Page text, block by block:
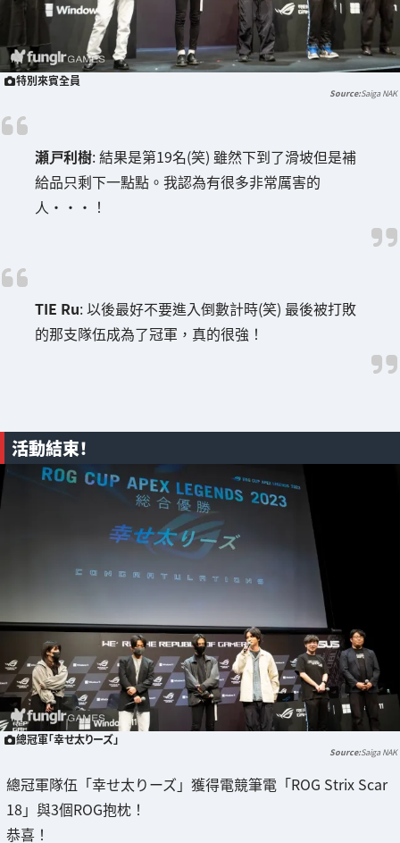
特別來賓全員
Saiga NAK
瀬戸利樹: 結果是第19名(笑) 雖然下到了滑坡但是補
給品只剩下一點點。我認為有很多非常厲害的
人・・・！
TIE Ru: 以後最好不要進入倒數計時(笑) 最後被打敗
的那支隊伍成為了冠軍，真的很強！
活動結束！
總冠軍「幸せ太りーズ」
Saiga NAK
總冠軍隊伍「幸せ太りーズ」獲得電競筆電「ROG Strix Scar
18」與3個ROG抱枕！
恭喜！